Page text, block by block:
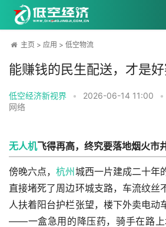
主页 > 应用 > 低空物流
能赚钱的民生配送，才是
低空经济新视界 • 2026-06-14 11:00 •
网络
无人机飞得再高，终究要落地烟火市
傍晚六点，杭州 城西一片建成二十年
直接堵死了周边环城支路，车流纹丝
人扶着阳台护栏张望，楼下外卖电动
——一盒急用的降压药，骑手在路